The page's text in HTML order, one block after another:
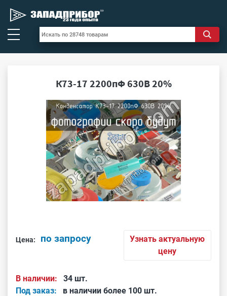
К73-17 2200пФ 630В 20%
Цена: по запросу
Узнать актуальную
цену
В наличии:
34 шт.
Под заказ:
в наличии более 100 шт.